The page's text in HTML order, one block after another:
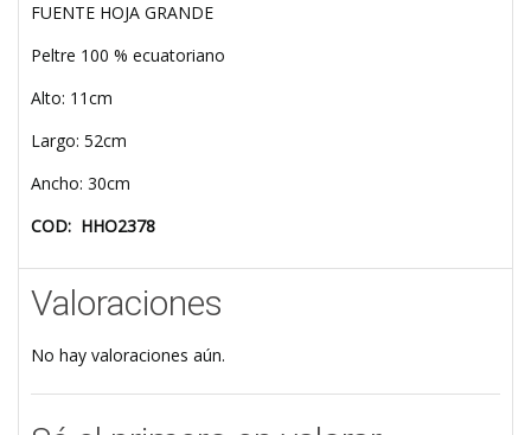
FUENTE HOJA GRANDE
Peltre 100 % ecuatoriano
Alto: 11cm
Largo: 52cm
Ancho: 30cm
COD: HHO2378
Valoraciones
No hay valoraciones aún.